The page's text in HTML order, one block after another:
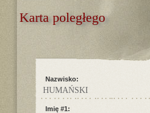
Karta poległego
Nazwisko:
HUMAŃSKI
Imię #1: